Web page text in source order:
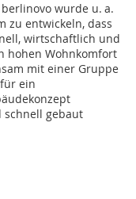
wurde u. a.
zu entwickeln, dass
wirtschaftlich und
hohen Wohnkomfort
mit einer Gruppe
ein
schnell gebaut